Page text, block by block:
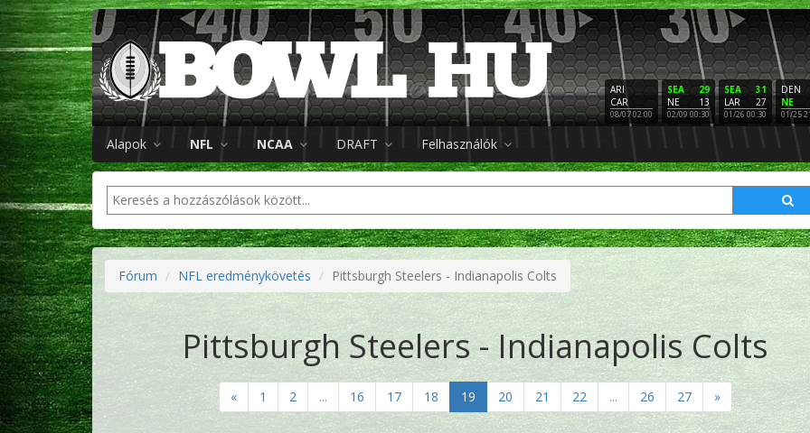
ARI
CAR
08/07 02:00
29
SEA
13
NE
02/09 00:30
31
SEA
27
LAR
01/26 00:30
DEN
NE
01/25
Alapok NFL NCAA DRAFT Felhasználók
Fórum NFL eredménykövetés Pittsburgh Steelers - Indianapolis Colts
Pittsburgh Steelers - Indianapolis Colts
« 1 2 ... 16 17 18 19 20 21 22 ... 26 27 »